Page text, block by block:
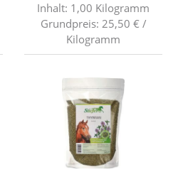
Inhalt: 1,00 Kilogramm
Grundpreis: 25,50 € /
Kilogramm